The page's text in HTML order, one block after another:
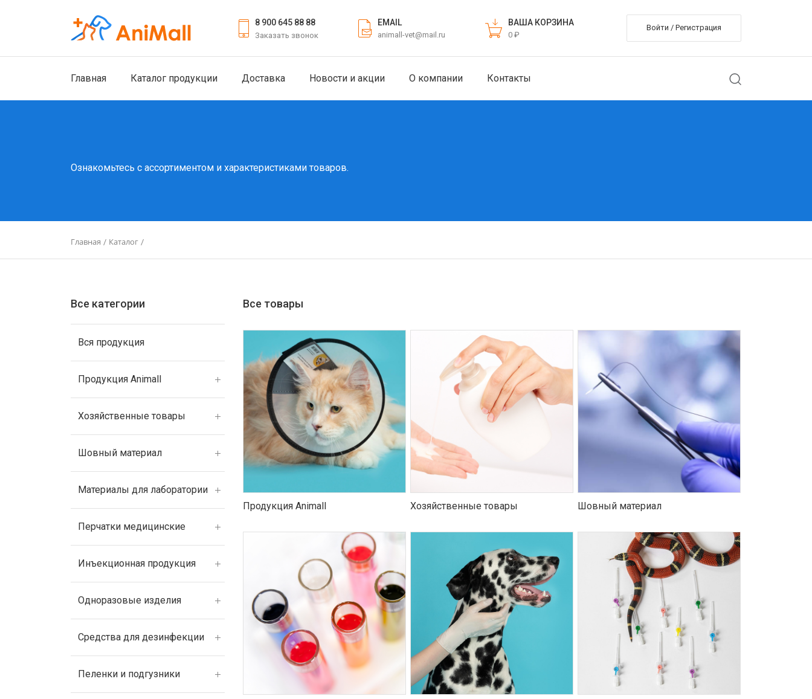
8 900 645 88 88
Заказать звонок
EMAIL
animall-vet@mail.ru
ВАША КОРЗИНА
0 ₽
Войти / Регистрация
Главная Каталог продукции Доставка Новости и акции О компании Контакты
Ознакомьтесь с ассортиментом и характеристиками товаров.
Главная / Каталог /
Все категории
Вся продукция
Продукция Animall
Хозяйственные товары
Шовный материал
Материалы для лаборатории
Перчатки медицинские
Инъекционная продукция
Одноразовые изделия
Средства для дезинфекции
Пеленки и подгузники
Все товары
Продукция Animall Хозяйственные товары Шовный материал